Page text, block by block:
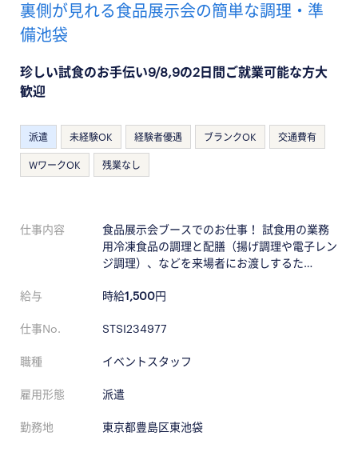
裏側が見れる食品展示会の簡単な調理・準
備池袋
珍しい試食のお手伝い9/8,9の2日間ご就業可能な方大
歓迎
派遣 未経験OK 経験者優遇 ブランクOK 交通費有
WワークOK 残業なし
仕事内容
食品展示会ブースでのお仕事！ 試食用の業務
用冷凍食品の調理と配膳（揚げ調理や電子レン
ジ調理）、などを来場者にお渡しするた…
給与 時給1,500円
仕事No. STSI234977
職種 イベントスタッフ
雇用形態 派遣
勤務地 東京都豊島区東池袋